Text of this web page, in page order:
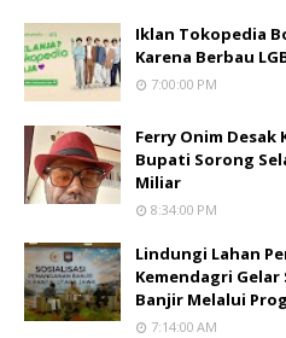
Iklan Tokopedia
Karena Berbau
7:00:00 PM
Ferry Onim Desak
Bupati Sorong
Miliar
8:34:00 PM
Lindungi Lahan
Kemendagri
Banjir Melalui
7:14:00 AM